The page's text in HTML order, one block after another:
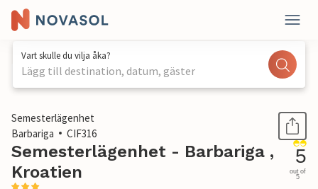
Vart skulle du vilja åka?
Lägg till destination, datum, gäster
1 / 19
Semesterlägenhet
Barbariga
CIF316
Semesterlägenhet - Barbariga ,
Kroatien
5
out of
5